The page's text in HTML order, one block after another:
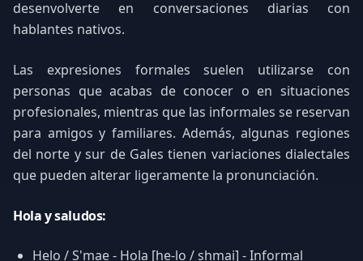
desenvolverte en conversaciones diarias con
hablantes nativos.
Las expresiones formales suelen utilizarse con
personas que acabas de conocer o en situaciones
profesionales, mientras que las informales se reservan
para amigos y familiares. Además, algunas regiones
del norte y sur de Gales tienen variaciones dialectales
que pueden alterar ligeramente la pronunciación.
Hola y saludos:
Helo / S'mae - Hola [he-lo / shmai] - Informal